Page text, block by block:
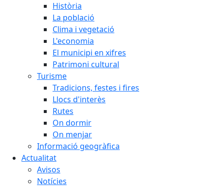
Història
La població
Clima i vegetació
L'economia
El municipi en xifres
Patrimoni cultural
Turisme
Tradicions, festes i fires
Llocs d'interès
Rutes
On dormir
On menjar
Informació geogràfica
Actualitat
Avisos
Notícies